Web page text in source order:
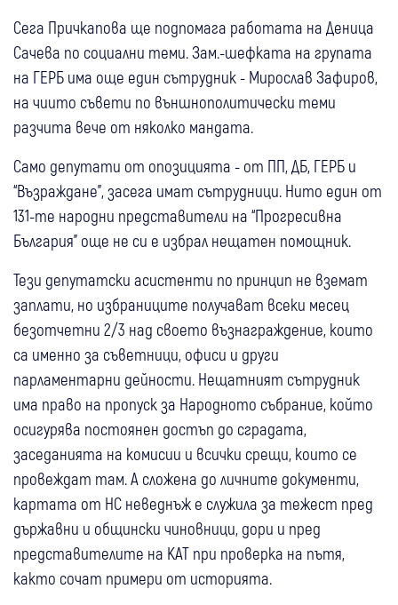
Сега Причкапова ще подпомага работата на Деница
Сачева по социални теми. Зам.-шефката на групата
на ГЕРБ има още един сътрудник - Мирослав Зафиров,
на чиито съвети по външнополитически теми
разчита вече от няколко мандата.
Само депутати от опозицията - от ПП, ДБ, ГЕРБ и
“Възраждане”, засега имат сътрудници. Нито един от
131-те народни представители на “Прогресивна
България” още не си е избрал нещатен помощник.
Тези депутатски асистенти по принцип не вземат
заплати, но избраниците получават всеки месец
безотчетни 2/3 над своето възнаграждение, които
са именно за съветници, офиси и други
парламентарни дейности. Нещатният сътрудник
има право на пропуск за Народното събрание, който
осигурява постоянен достъп до сградата,
заседанията на комисии и всички срещи, които се
провеждат там. А сложена до личните документи,
картата от НС неведнъж е служила за тежест пред
държавни и общински чиновници, дори и пред
представителите на КАТ при проверка на пътя,
както сочат примери от историята.